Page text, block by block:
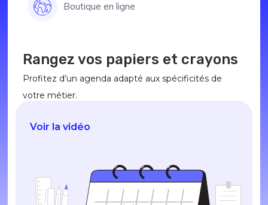
Boutique en ligne
Rangez vos papiers et crayons
Profitez d’un agenda adapté aux spécificités de
votre métier.
Voir la vidéo